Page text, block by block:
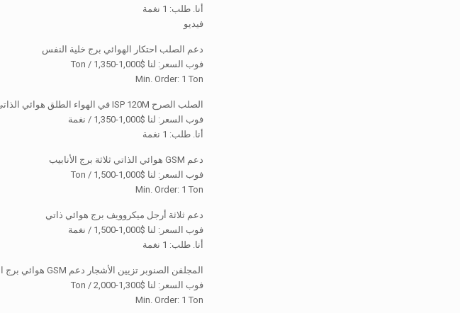
أنا. طلب: 1 نغمة
فيديو
دعم الصلب احتكار الهوائي برج خلية النفس
فوب السعر: لنا $1,000-1,350 / Ton
Min. Order: 1 Ton
الصلب الصرح ISP 120M في الهواء الطلق هوائي الذاتي دعم برج
فوب السعر: لنا $1,000-1,350 / نغمة
أنا. طلب: 1 نغمة
دعم GSM هوائي الذاتي ثلاثة برج الأنابيب
فوب السعر: لنا $1,000-1,500 / Ton
Min. Order: 1 Ton
دعم ثلاثة أرجل ميكروويف برج هوائي ذاتي
فوب السعر: لنا $1,000-1,500 / نغمة
أنا. طلب: 1 نغمة
المجلفن الصنوبر تزيين الأشجار دعم GSM هوائي برج القطب الذاتي
فوب السعر: لنا $1,300-2,000 / Ton
Min. Order: 1 Ton